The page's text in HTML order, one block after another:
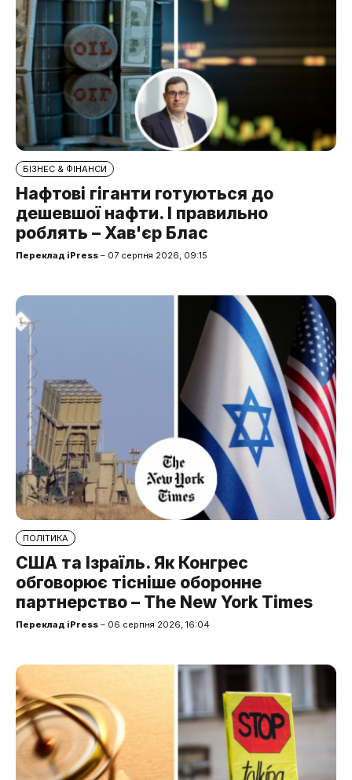
БІЗНЕС & ФІНАНСИ
Нафтові гіганти готуються до
дешевшої нафти. І правильно
роблять – Хав'єр Блас
Переклад iPress – 07 серпня 2026, 09:15
ПОЛІТИКА
США та Ізраїль. Як Конгрес
обговорює тісніше оборонне
партнерство – The New York Times
Переклад iPress – 06 серпня 2026, 16:04